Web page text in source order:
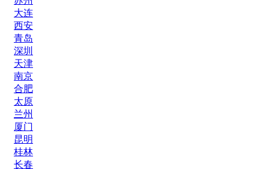
大连
西安
青岛
深圳
天津
南京
合肥
太原
兰州
厦门
昆明
桂林
长春